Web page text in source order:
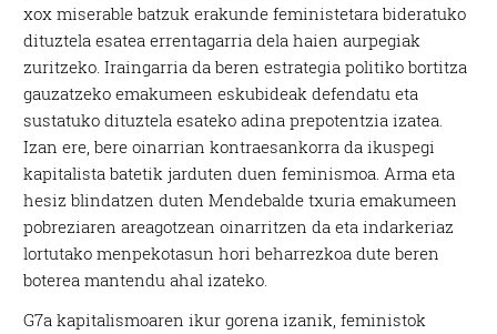
xox miserable batzuk erakunde feministetara bideratuko
dituztela esatea errentagarria dela haien aurpegiak
zuritzeko. Iraingarria da beren estrategia politiko bortitza
gauzatzeko emakumeen eskubideak defendatu eta
sustatuko dituztela esateko adina prepotentzia izatea.
Izan ere, bere oinarrian kontraesankorra da ikuspegi
kapitalista batetik jarduten duen feminismoa. Arma eta
hesiz blindatzen duten Mendebalde txuria emakumeen
pobreziaren areagotzean oinarritzen da eta indarkeriaz
lortutako menpekotasun hori beharrezkoa dute beren
boterea mantendu ahal izateko.
G7a kapitalismoaren ikur gorena izanik, feministok